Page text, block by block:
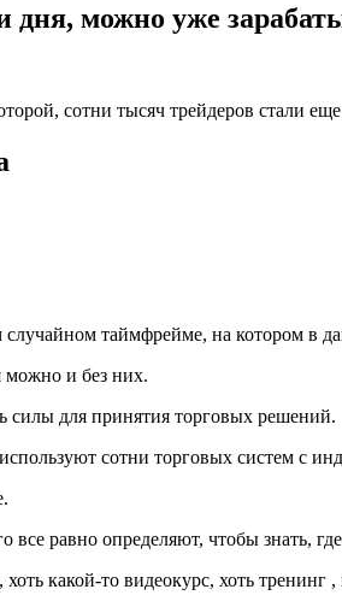
можно уже
сотни тысяч трейдеров стали
таймфрейме, на котором в
можно и без них.
силы для принятия торговых решений.
сотни торговых систем с
равно определяют, чтобы знать,
какой-то видеокурс, хоть тренинг